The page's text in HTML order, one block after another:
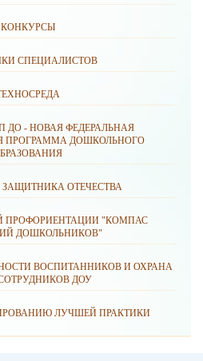
КОНКУРСЫ
СПЕЦИАЛИСТОВ
ДО - НОВАЯ ФЕДЕРАЛЬНАЯ
ПРОГРАММА ДОШКОЛЬНОГО
ЗАЩИТНИКА ОТЕЧЕСТВА
ПРОФОРИЕНТАЦИИ "КОМПАС
ДОШКОЛЬНИКОВ"
ВОСПИТАННИКОВ И ОХРАНА
ДОУ
ЛУЧШЕЙ ПРАКТИКИ